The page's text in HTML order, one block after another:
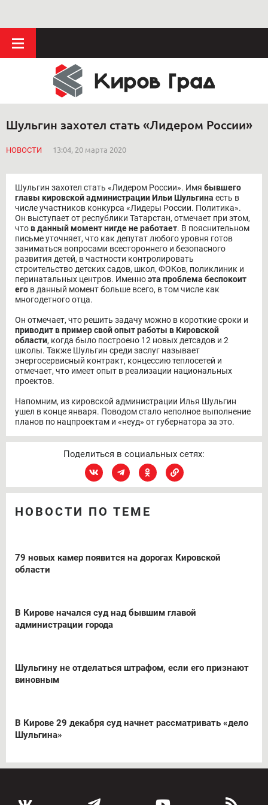
Шульгин захотел стать «Лидером России»
НОВОСТИ 13:04, 20 марта 2020
Шульгин захотел стать «Лидером России». Имя бывшего
главы кировской администрации Ильи Шульгина есть в
числе участников конкурса «Лидеры России. Политика».
Он выступает от республики Татарстан, отмечает при этом,
чтов данный момент нигде не работает. В пояснительном
письме уточняет, что как депутат любого уровня готов
заниматься вопросами всестороннего и безопасного
развития детей, в частности контролировать
строительство детских садов, школ, ФОКов, поликлиник и
перинатальных центров. Именноэта проблема беспокоит
его в данный момент больше всего, в том числе как
многодетного отца.
Он отмечает, что решить задачу можно в короткие сроки и
приводит в пример свой опыт работы в Кировской
области, когда было построено 12 новых детсадов и 2
школы. Также Шульгин среди заслуг называет
энергосервисный контракт, концессию теплосетей и
отмечает, что имеет опыт в реализации национальных
проектов.
Напомним, из кировской администрации Илья Шульгин
ушел в конце января. Поводом стало неполное выполнение
планов по нацпроектам и «неуд» от губернатора за это.
Поделиться в социальных сетях:
НОВОСТИ ПО ТЕМЕ
79 новых камер появится на дорогах Кировской
области
В Кирове начался суд над бывшим главой
администрации города
Шульгину не отделаться штрафом, если его признают
виновным
В Кирове 29 декабря суд начнет рассматривать «дело
Шульгина»